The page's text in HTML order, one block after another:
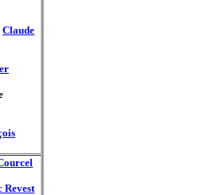
Claude
Revest